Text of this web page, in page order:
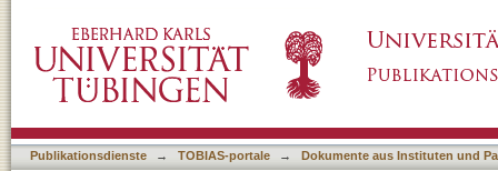
Publikationsdienste → TOBIAS-portale → Dokumente aus Instituten und